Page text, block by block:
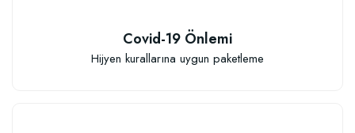
Covid-19 Önlemi
Hijyen kurallarına uygun paketleme